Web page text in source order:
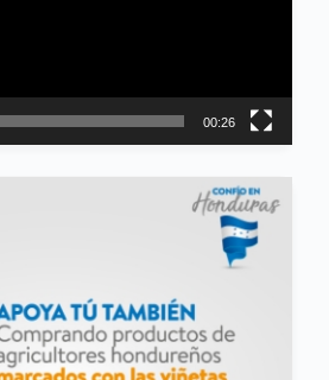
00:26